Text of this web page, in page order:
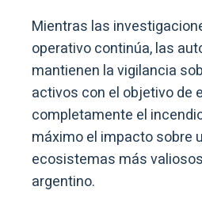
Mientras las
operativo continúa, las
mantienen la vigilancia
activos con el objetivo de
completamente el
máximo el impacto sobre
ecosistemas más
argentino.